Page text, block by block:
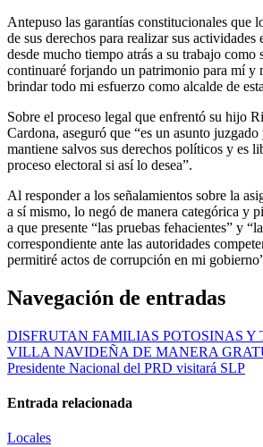
Antepuso las garantías constitucionales que
de sus derechos para realizar sus actividades
desde mucho tiempo atrás a su trabajo
continuaré forjando un patrimonio para mí y
brindar todo mi esfuerzo como alcalde de
Sobre el proceso legal que enfrentó su hijo
Cardona, aseguró que “es un asunto
mantiene salvos sus derechos políticos y es
proceso electoral si así lo desea”.
Al responder a los señalamientos sobre la
a sí mismo, lo negó de manera categórica y
a que presente “las pruebas fehacientes” y
correspondiente ante las autoridades
permitiré actos de corrupción en mi
Navegación de entradas
DISFRUTAN FAMILIAS POTOSINAS Y
VILLA NAVIDEÑA DE MANERA
Presidente Nacional del PRD visitará SLP
Entrada relacionada
Locales